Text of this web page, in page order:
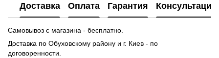
Доставка Оплата Гарантия Консультация
Самовывоз с магазина - бесплатно.
Доставка по Обуховскому району и г. Киев - по
договоренности.